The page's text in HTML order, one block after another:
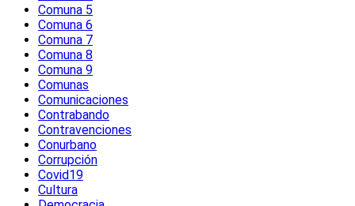
Comuna 5
Comuna 6
Comuna 7
Comuna 8
Comuna 9
Comunas
Comunicaciones
Contrabando
Contravenciones
Conurbano
Corrupción
Covid19
Cultura